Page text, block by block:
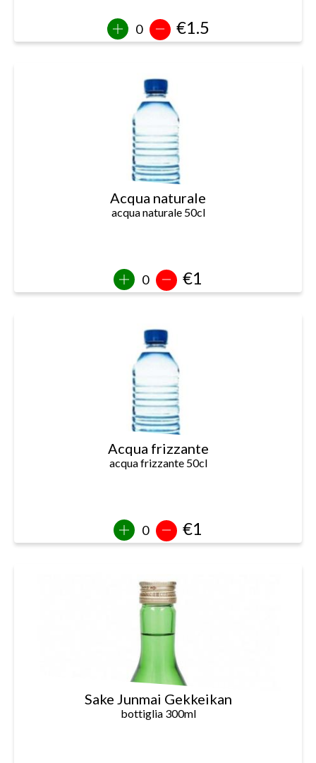
€1.5
Acqua naturale
acqua naturale 50cl
€1
Acqua frizzante
acqua frizzante 50cl
€1
Sake Junmai Gekkeikan
bottiglia 300ml